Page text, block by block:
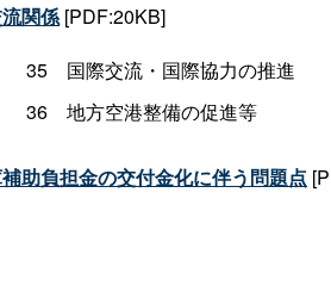
関係[PDF:20KB]
35 国際交流・国際協力の推進
36 地方空港整備の促進等
助負担金の交付金化に伴う問題点